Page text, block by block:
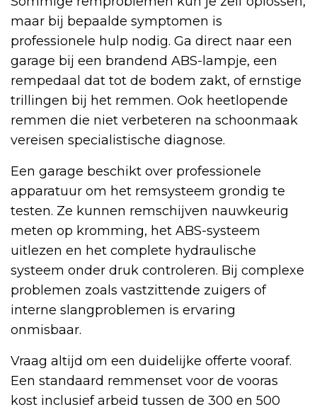
maar bij bepaalde symptomen is
professionele hulp nodig. Ga direct naar een
garage bij een brandend ABS-lampje, een
rempedaal dat tot de bodem zakt, of ernstige
trillingen bij het remmen. Ook heetlopende
remmen die niet verbeteren na schoonmaak
vereisen specialistische diagnose.
Een garage beschikt over professionele
apparatuur om het remsysteem grondig te
testen. Ze kunnen remschijven nauwkeurig
meten op kromming, het ABS-systeem
uitlezen en het complete hydraulische
systeem onder druk controleren. Bij complexe
problemen zoals vastzittende zuigers of
interne slangproblemen is ervaring
onmisbaar.
Vraag altijd om een duidelijke offerte vooraf.
Een standaard remmenset voor de vooras
kost inclusief arbeid tussen de 300 en 500